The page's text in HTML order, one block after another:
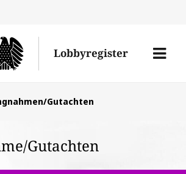
Lobbyregister
Menü
Gutachten
Gutachten